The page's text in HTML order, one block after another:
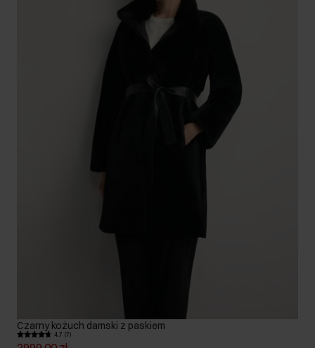
Czarny kożuch damski z paskiem
4.7 (7)